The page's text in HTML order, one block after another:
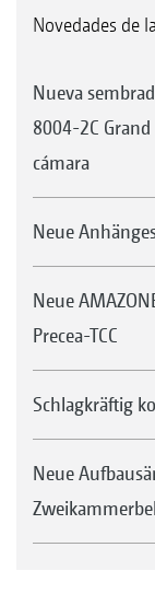
Novedades de
Nueva
8004-2C
cámara
Neue
Neue
Precea-TCC
Schlagkräftig
Neue